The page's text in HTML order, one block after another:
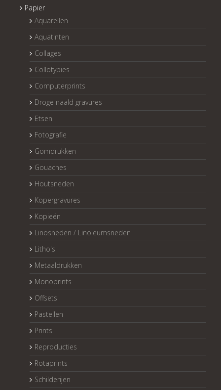
Papier
Aquarellen
Aquatinten
Collages
Collotypies
Computerprints
Droge naald gravures
Etsen
Fotografie
Gomdrukken
Gouaches
Houtsneden
Kopergravures
Kopieën
Linosneden / Linoleumsneden
Litho's
Metaaldrukken
Monoprints
Offsets
Pastellen
Prints
Reproducties
Rotaprints
Schilderijen